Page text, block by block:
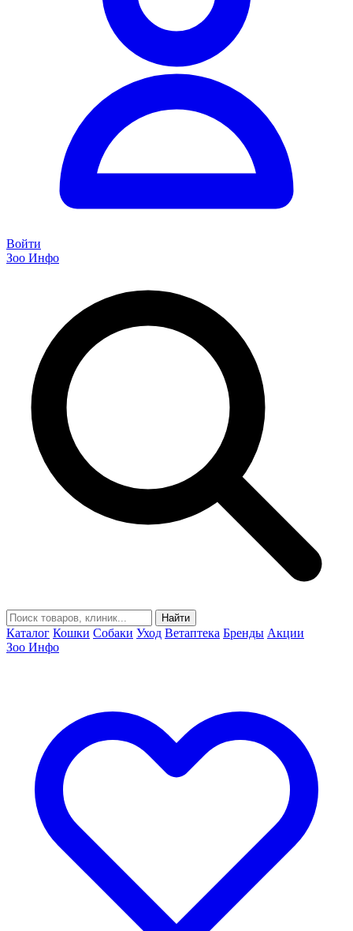
Войти
Зоо Инфо
Найти
Каталог Кошки Собаки Уход Ветаптека Бренды Акции
Зоо Инфо